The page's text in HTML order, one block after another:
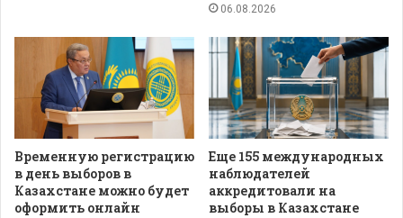
06.08.2026
Временную регистрацию
в день выборов в
Казахстане можно будет
оформить онлайн
Еще 155 международных
наблюдателей
аккредитовали на
выборы в Казахстане